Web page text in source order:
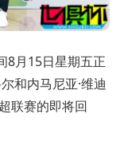
8月15日星期五正
和内马尼亚·维迪
联赛的即将回